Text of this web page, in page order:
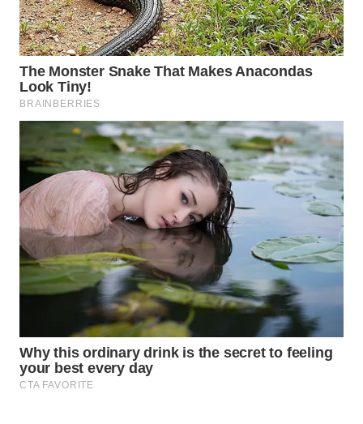
WAHANA
ADVOKAT
WAHANA
INFRASTRUKTUR
WAHANA
KONSUMEN
WAHANA
LISTRIK
WAHANA
TRAVEL
WAHANANEWS
ID